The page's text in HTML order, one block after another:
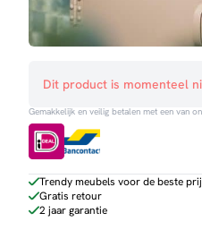
Dit product is momenteel
Gemakkelijk en veilig betalen met een van
Trendy meubels voor de beste
Gratis retour
2 jaar garantie